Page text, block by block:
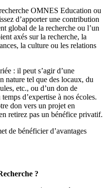
OMNES Education ou
d’apporter une contribution
global de la recherche ou l’un
axés sur la recherche, la
la culture ou les relations
: il peut s’agir d’une
nature tel que des locaux, du
etc., ou d’un don de
d’expertise à nos écoles.
don vers un projet en
retirez pas un bénéfice privatif.
de bénéficier d’avantages
?